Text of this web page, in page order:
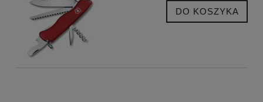
DO KOSZYKA